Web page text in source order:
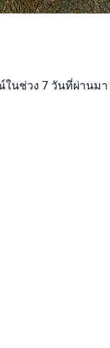
นช่วง 7 วันที่ผ่านม